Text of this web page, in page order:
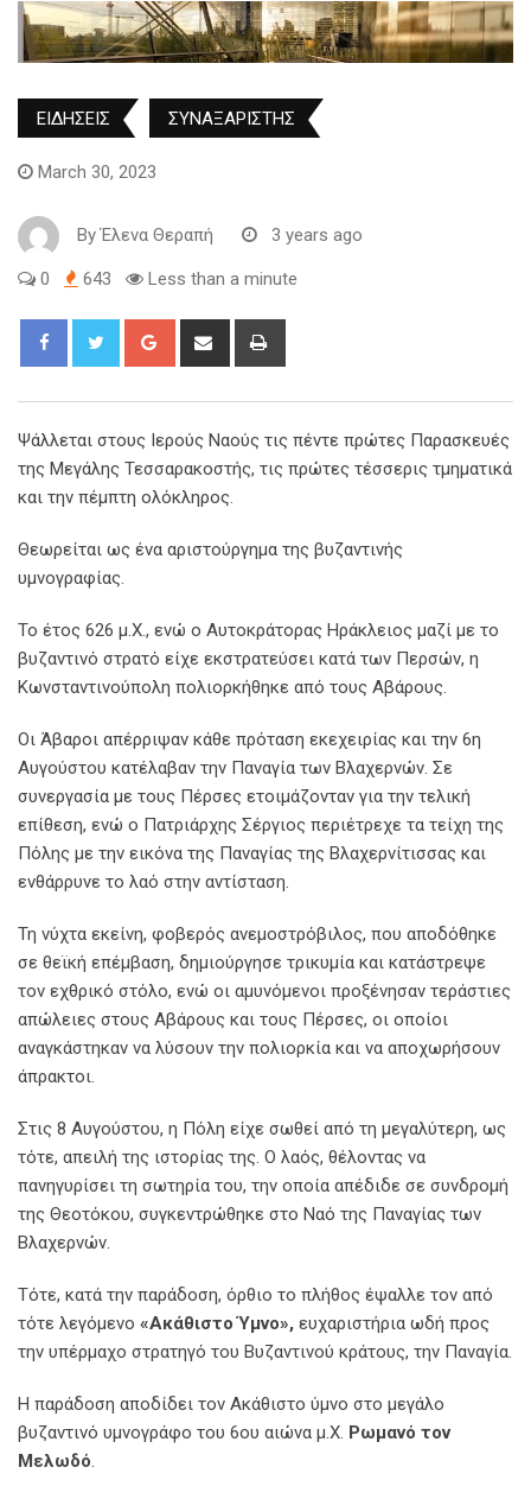
ΕΙΔΗΣΕΙΣ ΣΥΝΑΞΑΡΙΣΤΗΣ
March 30, 2023
ByΈλενα Θεραπή 3 years ago
0 643 Less than a minute
Ψάλλεται στους Ιερούς Ναούς τις πέντε πρώτες Παρασκευές
της Μεγάλης Τεσσαρακοστής, τις πρώτες τέσσερις τμηματικά
και την πέμπτη ολόκληρος.
Θεωρείται ως ένα αριστούργημα της βυζαντινής
υμνογραφίας.
Το έτος 626 μ.Χ., ενώ ο Αυτοκράτορας Ηράκλειος μαζί με το
βυζαντινό στρατό είχε εκστρατεύσει κατά των Περσών, η
Κωνσταντινούπολη πολιορκήθηκε από τους Αβάρους.
Οι Άβαροι απέρριψαν κάθε πρόταση εκεχειρίας και την 6η
Αυγούστου κατέλαβαν την Παναγία των Βλαχερνών. Σε
συνεργασία με τους Πέρσες ετοιμάζονταν για την τελική
επίθεση, ενώ ο Πατριάρχης Σέργιος περιέτρεχε τα τείχη της
Πόλης με την εικόνα της Παναγίας της Βλαχερνίτισσας και
ενθάρρυνε το λαό στην αντίσταση.
Τη νύχτα εκείνη, φοβερός ανεμοστρόβιλος, που αποδόθηκε
σε θεϊκή επέμβαση, δημιούργησε τρικυμία και κατάστρεψε
τον εχθρικό στόλο, ενώ οι αμυνόμενοι προξένησαν τεράστιες
απώλειες στους Αβάρους και τους Πέρσες, οι οποίοι
αναγκάστηκαν να λύσουν την πολιορκία και να αποχωρήσουν
άπρακτοι.
Στις 8 Αυγούστου, η Πόλη είχε σωθεί από τη μεγαλύτερη, ως
τότε, απειλή της ιστορίας της. Ο λαός, θέλοντας να
πανηγυρίσει τη σωτηρία του, την οποία απέδιδε σε συνδρομή
της Θεοτόκου, συγκεντρώθηκε στο Ναό της Παναγίας των
Βλαχερνών.
Τότε, κατά την παράδοση, όρθιο το πλήθος έψαλλε τον από
τότε λεγόμενο «Ακάθιστο Ύμνο», ευχαριστήρια ωδή προς
την υπέρμαχο στρατηγό του Βυζαντινού κράτους, την Παναγία.
Η παράδοση αποδίδει τον Ακάθιστο ύμνο στο μεγάλο
βυζαντινό υμνογράφο του 6ου αιώνα μ.Χ. Ρωμανό τον
Μελωδό.